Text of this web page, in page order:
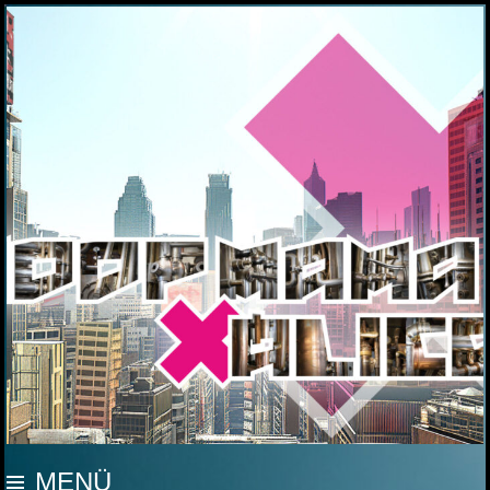
MOOP MAMA
MENÜ